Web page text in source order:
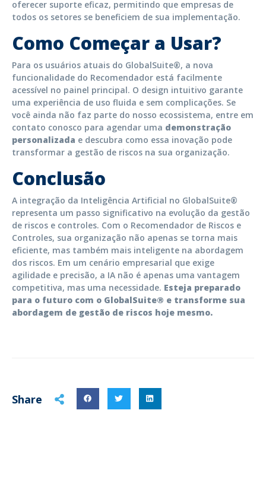
oferecer suporte eficaz, permitindo que empresas de
todos os setores se beneficiem de sua implementação.
Como Começar a Usar?
Para os usuários atuais do GlobalSuite®, a nova
funcionalidade do Recomendador está facilmente
acessível no painel principal. O design intuitivo garante
uma experiência de uso fluida e sem complicações. Se
você ainda não faz parte do nosso ecossistema, entre em
contato conosco para agendar uma demonstração
personalizada e descubra como essa inovação pode
transformar a gestão de riscos na sua organização.
Conclusão
A integração da Inteligência Artificial no GlobalSuite®
representa um passo significativo na evolução da gestão
de riscos e controles. Com o Recomendador de Riscos e
Controles, sua organização não apenas se torna mais
eficiente, mas também mais inteligente na abordagem
dos riscos. Em um cenário empresarial que exige
agilidade e precisão, a IA não é apenas uma vantagem
competitiva, mas uma necessidade. Esteja preparado
para o futuro com o GlobalSuite® e transforme sua
abordagem de gestão de riscos hoje mesmo.
Share